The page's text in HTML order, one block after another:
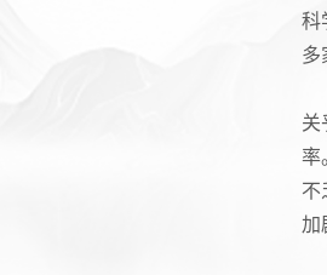
科
多
关
率
不
加